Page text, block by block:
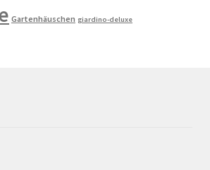
Gartenhäuschen giardino-deluxe